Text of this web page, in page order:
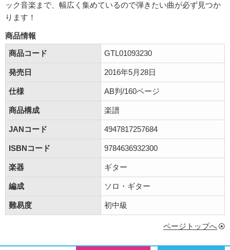
ック音楽まで、幅広く集めているので弾きたい曲が必ず見つか
ります！
商品情報
商品コード
GTL01093230
発売日 2016年5月28日
仕様 AB判/160ページ
商品構成 楽譜
JANコード 4947817257684
ISBNコード 9784636932300
楽器 ギター
編成 ソロ・ギター
難易度 初中級
ページトップへ